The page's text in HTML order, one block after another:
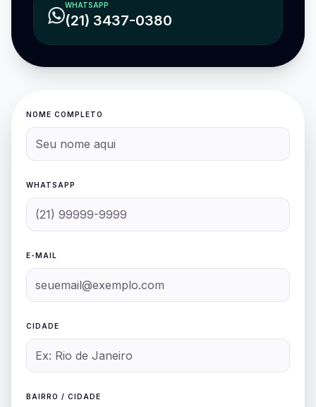
WHATSAPP
(21) 3437-0380
NOME COMPLETO
WHATSAPP
E-MAIL
CIDADE
BAIRRO / CIDADE